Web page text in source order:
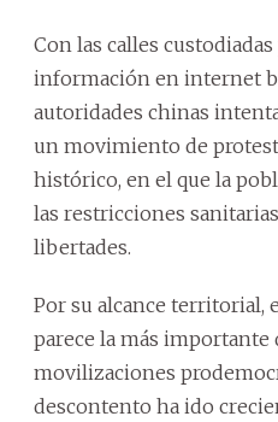
Con las calles
información en internet
autoridades chinas
un movimiento de
histórico, en el que la
las restricciones
libertades.
Por su alcance territorial,
parece la más importante
movilizaciones
descontento ha ido